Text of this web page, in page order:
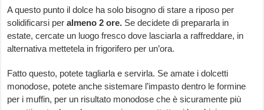
A questo punto il dolce ha solo bisogno di stare a riposo per
solidificarsi peralmeno 2 ore. Se decidete di prepararla in
estate, cercate un luogo fresco dove lasciarla a raffreddare, in
alternativa mettetela in frigorifero per un’ora.
Fatto questo, potete tagliarla e servirla. Se amate i dolcetti
monodose, potete anche sistemare l’impasto dentro le formine
per i muffin, per un risultato monodose che è sicuramente più